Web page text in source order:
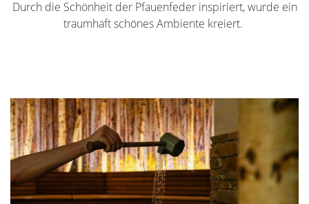
Durch die Schönheit der Pfauenfeder inspiriert, wurde ein
traumhaft schönes Ambiente kreiert.